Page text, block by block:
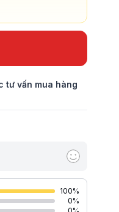
tư vấn mua hàng
100%
0%